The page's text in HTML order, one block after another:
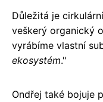
Důležitá je
veškerý organický
vyrábíme vlastní
ekosystém."
Ondřej také bojuje